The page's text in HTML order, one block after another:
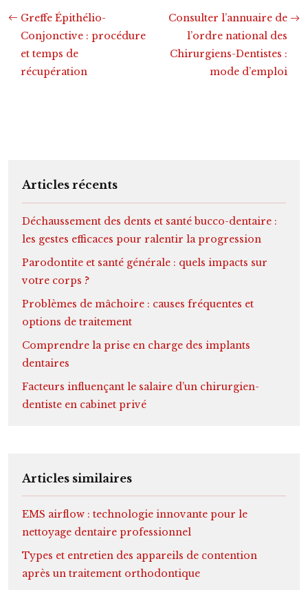
Greffe Épithélio-
Conjonctive : procédure
et temps de
récupération
Consulter l’annuaire de
l’ordre national des
Chirurgiens-Dentistes :
mode d’emploi
Articles récents
Déchaussement des dents et santé bucco-dentaire :
les gestes efficaces pour ralentir la progression
Parodontite et santé générale : quels impacts sur
votre corps ?
Problèmes de mâchoire : causes fréquentes et
options de traitement
Comprendre la prise en charge des implants
dentaires
Facteurs influençant le salaire d’un chirurgien-
dentiste en cabinet privé
Articles similaires
EMS airflow : technologie innovante pour le
nettoyage dentaire professionnel
Types et entretien des appareils de contention
après un traitement orthodontique